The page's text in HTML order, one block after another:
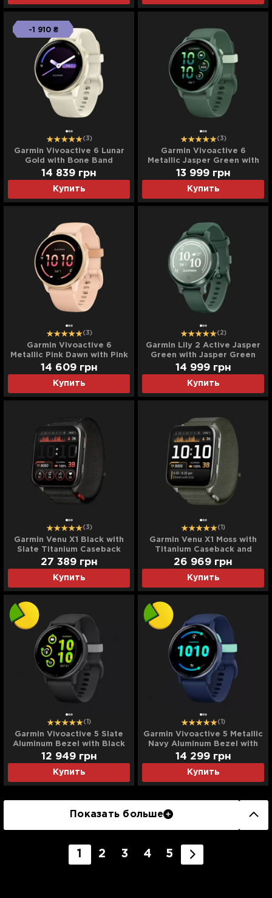
-1 910 ₴
(3)
Garmin Vivoactive 6 Lunar
Gold with Bone Band
Купить
14 839 грн
(3)
Garmin Vivoactive 6
Metallic Jasper Green with
Jasper Green Band
Купить
13 999 грн
(3)
Garmin Vivoactive 6
Metallic Pink Dawn with Pink
Dawn Band
Купить
14 609 грн
(2)
Garmin Lily 2 Active Jasper
Green with Jasper Green
Silicone Band
Купить
14 999 грн
(3)
Garmin Venu X1 Black with
Slate Titanium Caseback
and Black ComfortFit Nylon
Band (010-02980-00/02)
Купить
27 389 грн
(1)
Garmin Venu X1 Moss with
Titanium Caseback and
Moss ComfortFit Nylon Band
(010-02980-01/03)
Купить
26 969 грн
(1)
Garmin Vivoactive 5 Slate
Aluminum Bezel with Black
Case and Silicone Band
(Ultra)
Купить
12 949 грн
(1)
Garmin Vivoactive 5 Metallic
Navy Aluminum Bezel with
Navy Case and Silicone
Band (Ultra)
Купить
14 299 грн
Показать больше
1 2 3 4 5